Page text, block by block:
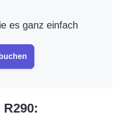
es ganz einfach